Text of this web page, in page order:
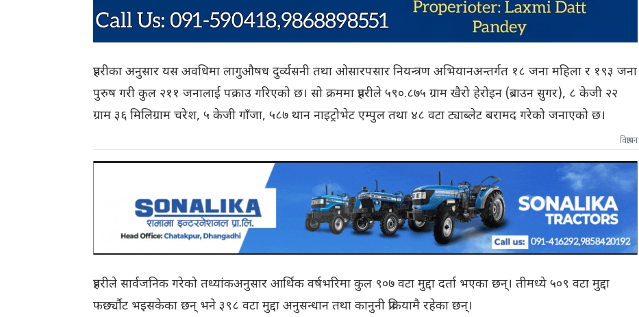
प्रहरीका अनुसार यस अवधिमा लागुऔषध दुर्व्यसनी तथा ओसारपसार नियन्त्रण अभियानअन्तर्गत १८ जना महिला र १९३ जना
पुरुष गरी कुल २११ जनालाई पक्राउ गरिएको छ। सो क्रममा प्रहरीले ५९०.८७५ ग्राम खैरो हेरोइन (ब्राउन सुगर), ८ केजी २२
ग्राम ३६ मिलिग्राम चरेश, ५ केजी गाँजा, ५८७ थान नाइट्रोभेट एम्पुल तथा ४८ वटा ट्याब्लेट बरामद गरेको जनाएको छ।
विज्ञापन
प्रहरीले सार्वजनिक गरेको तथ्यांकअनुसार आर्थिक वर्षभरिमा कुल ९०७ वटा मुद्दा दर्ता भएका छन्। तीमध्ये ५०९ वटा मुद्दा
फर्छ्यौट भइसकेका छन् भने ३९८ वटा मुद्दा अनुसन्धान तथा कानुनी प्रक्रियामै रहेका छन्।